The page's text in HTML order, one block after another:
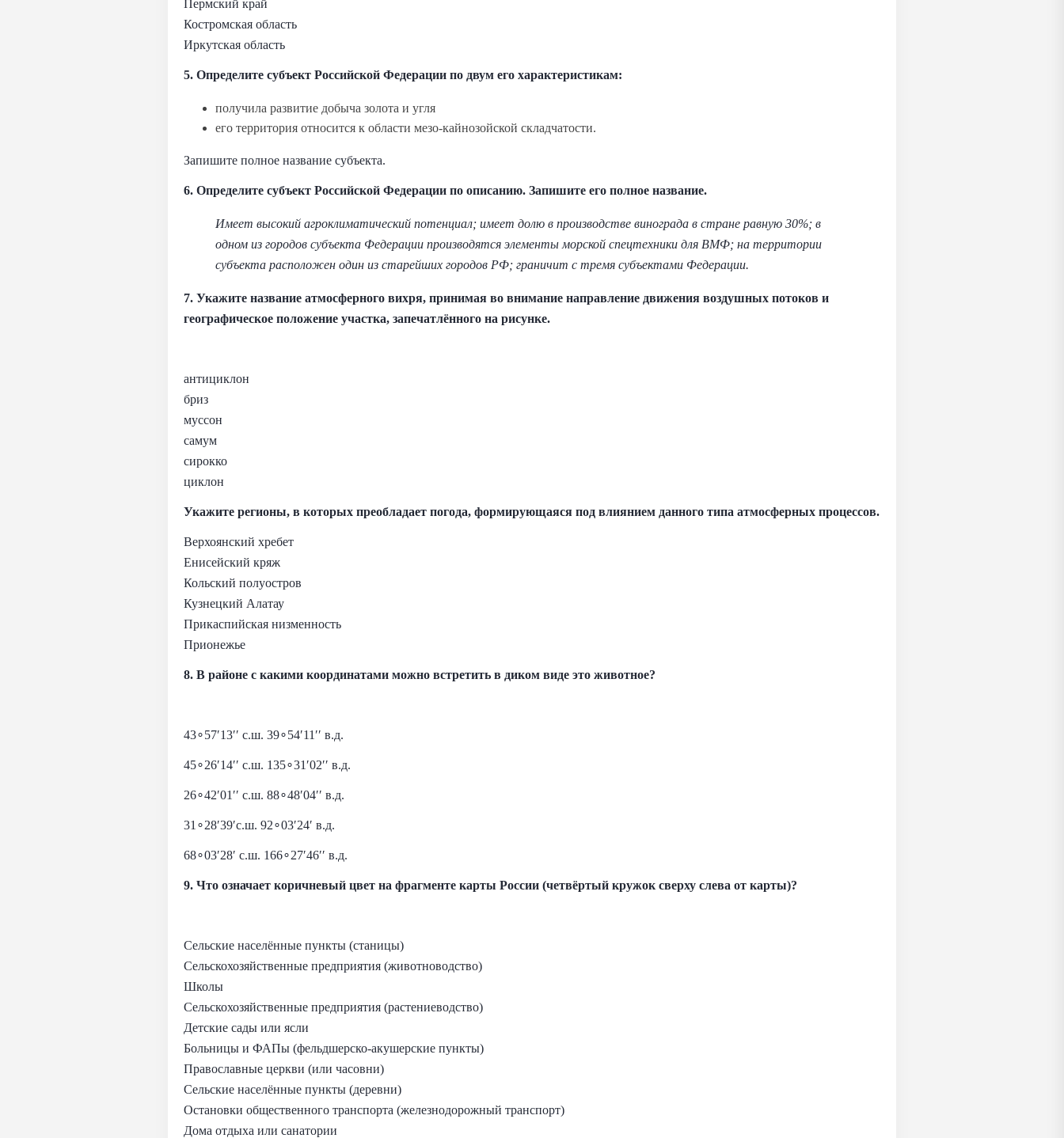
Пермский край
Костромская область
Иркутская область
5. Определите субъект Российской Федерации по двум его характеристикам:
получила развитие добыча золота и угля
его территория относится к области мезо-кайнозойской складчатости.
Запишите полное название субъекта.
6. Определите субъект Российской Федерации по описанию. Запишите его полное название.
Имеет высокий агроклиматический потенциал; имеет долю в производстве винограда в стране равную 30%; в
одном из городов субъекта Федерации производятся элементы морской спецтехники для ВМФ; на территории
субъекта расположен один из старейших городов РФ; граничит с тремя субъектами Федерации.
7. Укажите название атмосферного вихря, принимая во внимание направление движения воздушных потоков и
географическое положение участка, запечатлённого на рисунке.
антициклон
бриз
муссон
самум
сирокко
циклон
Укажите регионы, в которых преобладает погода, формирующаяся под влиянием данного типа атмосферных процессов.
Верхоянский хребет
Енисейский кряж
Кольский полуостров
Кузнецкий Алатау
Прикаспийская низменность
Прионежье
8. В районе с какими координатами можно встретить в диком виде это животное?
43∘57′13′′ с.ш. 39∘54′11′′ в.д.
45∘26′14′′ с.ш. 135∘31′02′′ в.д.
26∘42′01′′ с.ш. 88∘48′04′′ в.д.
31∘28′39′с.ш. 92∘03′24′ в.д.
68∘03′28′ с.ш. 166∘27′46′′ в.д.
9. Что означает коричневый цвет на фрагменте карты России (четвёртый кружок сверху слева от карты)?
Сельские населённые пункты (станицы)
Сельскохозяйственные предприятия (животноводство)
Школы
Сельскохозяйственные предприятия (растениеводство)
Детские сады или ясли
Больницы и ФАПы (фельдшерско-акушерские пункты)
Православные церкви (или часовни)
Сельские населённые пункты (деревни)
Остановки общественного транспорта (железнодорожный транспорт)
Дома отдыха или санатории